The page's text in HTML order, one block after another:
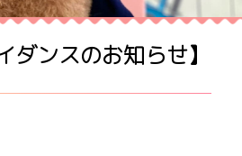
ダンスのお知らせ】